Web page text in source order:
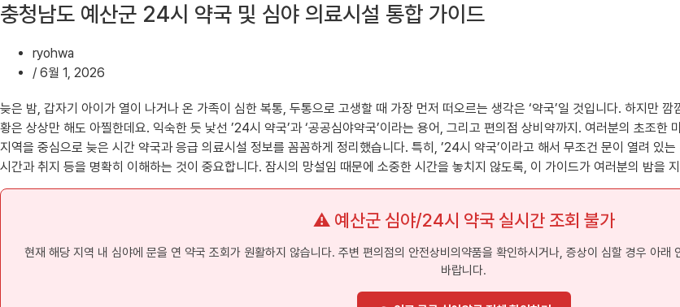
충청남도 예산군 24시 약국 및 심야 의료시설 통합 가이드
ryohwa
/ 6월 1, 2026
늦은 밤, 갑자기 아이가 열이 나거나 온 가족이 심한 복통, 두통으로 고생할 때 가장 먼저 떠오르는 생각은 ‘약국’일 것입니다. 하지만
황은 상상만 해도 아찔한데요. 익숙한 듯 낯선 ’24시 약국’과 ‘공공심야약국’이라는 용어, 그리고 편의점 상비약까지. 여러분의 초조한
지역을 중심으로 늦은 시간 약국과 응급 의료시설 정보를 꼼꼼하게 정리했습니다. 특히, ’24시 약국’이라고 해서 무조건 문이 열려 있
시간과 취지 등을 명확히 이해하는 것이 중요합니다. 잠시의 망설임 때문에 소중한 시간을 놓치지 않도록, 이 가이드가 여러분의 밤을
⚠️ 예산군 심야/24시 약국 실시간 조회 불가
현재 해당 지역 내 심야에 문을 연 약국 조회가 원활하지 않습니다. 주변 편의점의 안전상비의약품을 확인하시거나, 증상이 심할 경우 아래
바랍니다.